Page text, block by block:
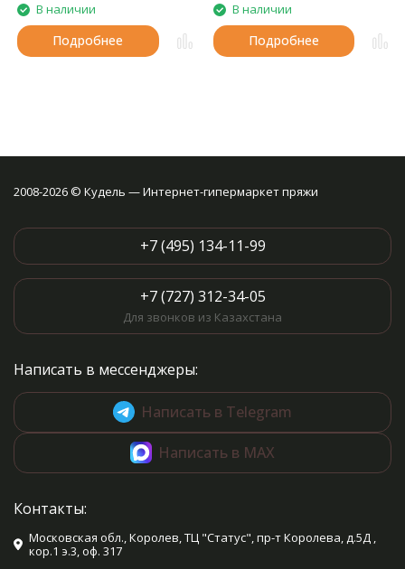
В наличии
Подробнее
В наличии
Подробнее
2008-2026 © Кудель — Интернет-гипермаркет пряжи
+7 (495) 134-11-99
+7 (727) 312-34-05
Для звонков из Казахстана
Написать в мессенджеры:
Написать в Telegram
Написать в MAX
Контакты:
Московская обл., Королев, ТЦ "Статус", пр-т Королева, д.5Д ,
кор.1 э.3, оф. 317